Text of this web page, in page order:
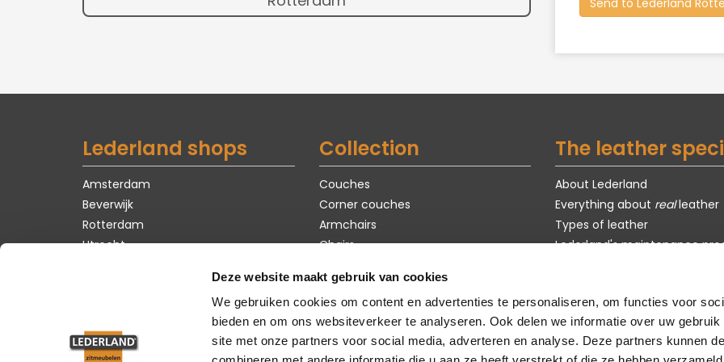
Deze website maakt gebruik van cookies
We gebruiken cookies om content en advertenties te personaliseren, om functies voor
bieden en om ons websiteverkeer te analyseren. Ook delen we informatie over uw gebruik
site met onze partners voor social media, adverteren en analyse. Deze partners kunnen
Lederland shops
Amsterdam
Beverwijk
Rotterdam
Utrecht
Collection
Couches
Corner couches
Armchairs
Chairs
Carpets
Showroom models
The leather
About Lederland
Everything about realleather
Types of leather
Lederland's maintenance
Customization
faq
sustainability